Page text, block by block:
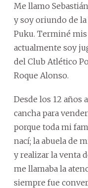
Me llamo
y soy oriundo de
Puku. Terminé
actualmente soy
del Club Atlético
Roque Alonso.
Desde los 12 años
cancha para
porque toda mi
nací; la abuela de
y realizar la venta
me llamaba la
siempre fue